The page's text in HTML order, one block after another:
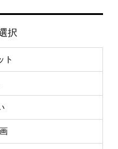
択
ト